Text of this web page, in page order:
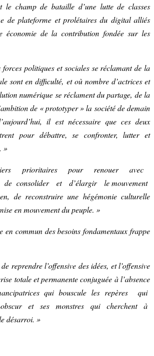
le champ de bataille d’une lutte de classes
de plateforme et prolétaires du digital alliés
économie de la contribution fondée sur les
politiques et sociales se réclamant de la
sont en difficulté, et où nombre d’actrices et
numérique se réclament du partage, de la
de « prototyper » la société de demain
il est nécessaire que ces deux
pour débattre, se confronter, lutter et
»
prioritaires pour renouer avec
consolider et d’élargir le mouvement
de reconstruire une hégémonie culturelle
en mouvement du peuple. »
en commun des besoins fondamentaux frappe
reprendre l’offensive des idées, et l’offensive
totale et permanente conjuguée à l’absence
qui bouscule les repères qui
et ses monstres qui cherchent à
désarroi. »